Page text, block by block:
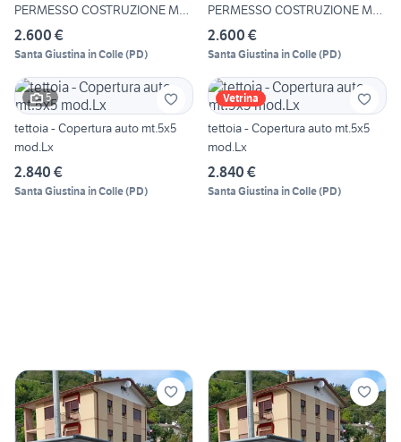
PERMESSO COSTRUZIONE MT.
5X5
2.600 €
Santa Giustina in Colle(PD)
PERMESSO COSTRUZIONE MT.
5X5
2.600 €
Santa Giustina in Colle(PD)
5
tettoia - Copertura auto mt.5x5
mod.Lx
2.840 €
Santa Giustina in Colle(PD)
Vetrina
tettoia - Copertura auto mt.5x5
mod.Lx
2.840 €
Santa Giustina in Colle(PD)